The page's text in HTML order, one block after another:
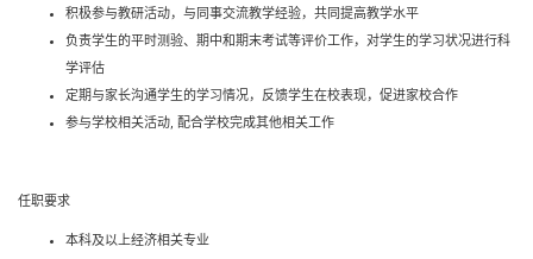
积极参与教研活动，与同事交流教学经验，共同提高教学水平
负责学生的平时测验、期中和期末考试等评价工作，对学生的学习状况进行科
学评估
定期与家长沟通学生的学习情况，反馈学生在校表现，促进家校合作
参与学校相关活动, 配合学校完成其他相关工作
任职要求
本科及以上经济相关专业